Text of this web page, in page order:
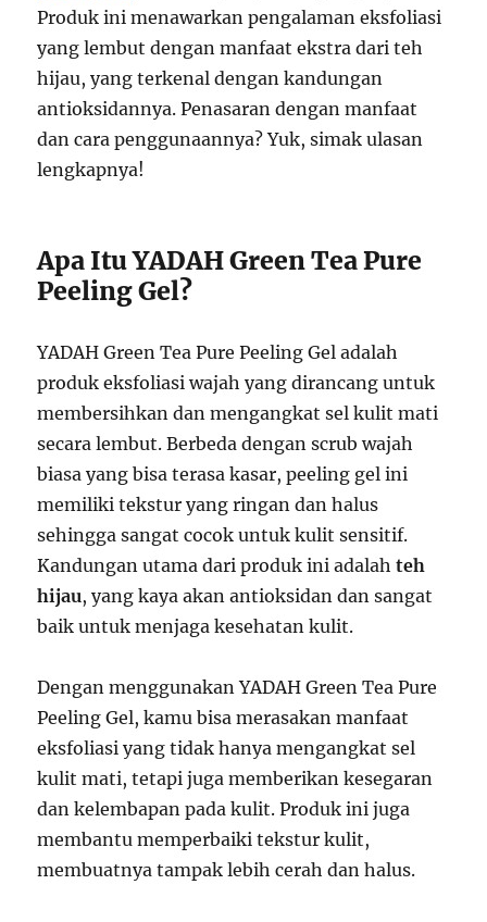
Produk ini menawarkan pengalaman eksfoliasi
yang lembut dengan manfaat ekstra dari teh
hijau, yang terkenal dengan kandungan
antioksidannya. Penasaran dengan manfaat
dan cara penggunaannya? Yuk, simak ulasan
lengkapnya!
Apa Itu YADAH Green Tea Pure
Peeling Gel?
YADAH Green Tea Pure Peeling Gel adalah
produk eksfoliasi wajah yang dirancang untuk
membersihkan dan mengangkat sel kulit mati
secara lembut. Berbeda dengan scrub wajah
biasa yang bisa terasa kasar, peeling gel ini
memiliki tekstur yang ringan dan halus
sehingga sangat cocok untuk kulit sensitif.
Kandungan utama dari produk ini adalahteh
hijau, yang kaya akan antioksidan dan sangat
baik untuk menjaga kesehatan kulit.
Dengan menggunakan YADAH Green Tea Pure
Peeling Gel, kamu bisa merasakan manfaat
eksfoliasi yang tidak hanya mengangkat sel
kulit mati, tetapi juga memberikan kesegaran
dan kelembapan pada kulit. Produk ini juga
membantu memperbaiki tekstur kulit,
membuatnya tampak lebih cerah dan halus.